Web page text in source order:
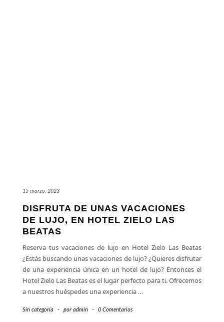
15 marzo, 2023
DISFRUTA DE UNAS VACACIONES
DE LUJO, EN HOTEL ZIELO LAS
BEATAS
Reserva tus vacaciones de lujo en Hotel Zielo Las Beatas
¿Estás buscando unas vacaciones de lujo? ¿Quieres disfrutar
de una experiencia única en un hotel de lujo? Entonces el
Hotel Zielo Las Beatas es el lugar perfecto para ti. Ofrecemos
a nuestros huéspedes una experiencia …
Sin categoría - por admin - 0 Comentarios